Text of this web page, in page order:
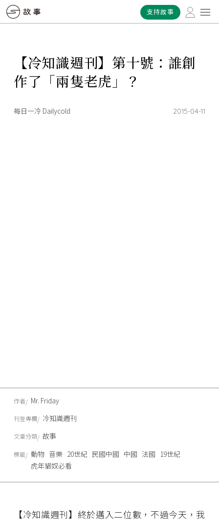
支持故事
【冷知識週刊】第十號：誰創
作了「兩隻老虎」？
每日一冷 Dailycold 2015-04-11
【冷知識週刊】終於邁入二位數，不過今天，我
作者 Mr. Friday
刊登專欄 冷知識週刊
文章分類 故事
標籤 動物 音樂 20世紀 民國中國 中國 法國 19世紀
虎年貓奴必看